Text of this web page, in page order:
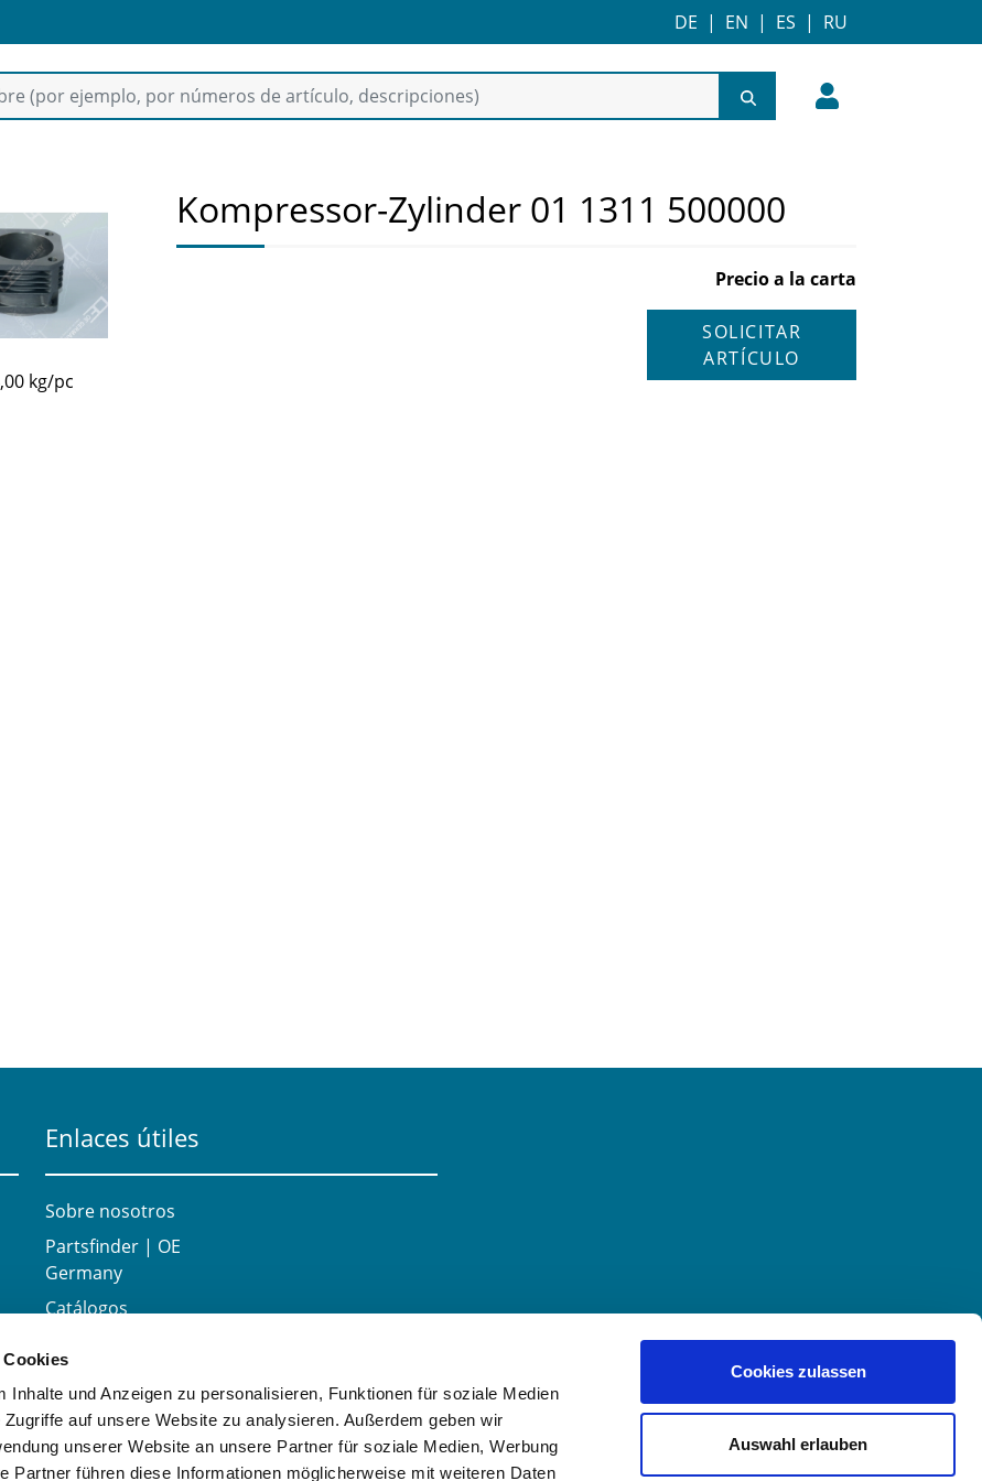
Cookies
Inhalte und Anzeigen zu personalisieren, Funktionen für soziale Medien
auf unsere Website zu analysieren. Außerdem geben wir
unserer Website an unsere Partner für soziale Medien, Werbung
Partner führen diese Informationen möglicherweise mit weiteren Daten
Cookies zulassen
Auswahl erlauben
DE | EN | ES | RU
kg/pc
Kompressor-Zylinder 01 1311 500000
Precio a la carta
SOLICITAR
ARTÍCULO
Enlaces útiles
Sobre nosotros
Partsfinder | OE
Germany
Catálogos